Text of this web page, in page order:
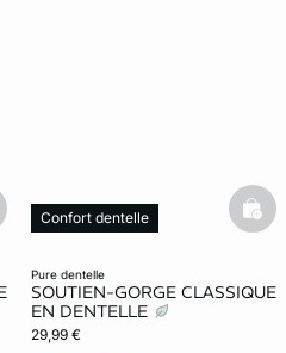
pure dentelle
SOUTIEN-GORGE CLASSIQUE
EN DENTELLE
29,99 €
Confort dentelle